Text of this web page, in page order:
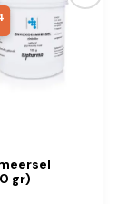
gr)